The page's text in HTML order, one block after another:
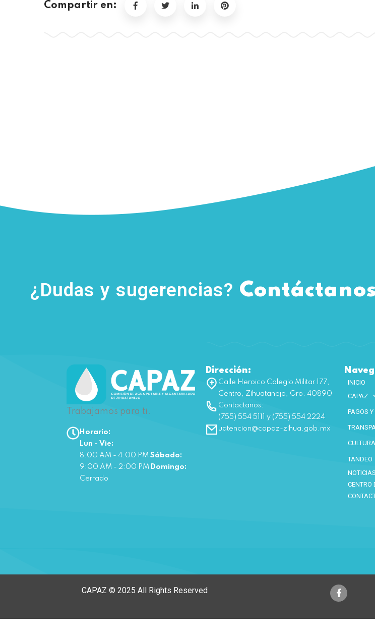
Compartir en:
¿Dudas y sugerencias? Contáctanos
Trabajamos para ti.
Horario:
Lun - Vie:
8:00 AM - 4:00 PM Sábado:
9:00 AM - 2:00 PM Domingo:
Cerrado
Dirección:
Calle Heroico Colegio Militar 177,
Centro, Zihuatanejo, Gro. 40890
Contactanos:
(755) 554 5111 y (755) 554 2224
uatencion@capaz-zihua.gob.mx
INICIO
CAPAZ
PAGOS Y
TANDEO
NOTICIAS
CENTRO
CAPAZ © 2025 All Rights Reserved